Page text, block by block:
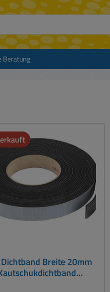
Beratung
Breite 20mm